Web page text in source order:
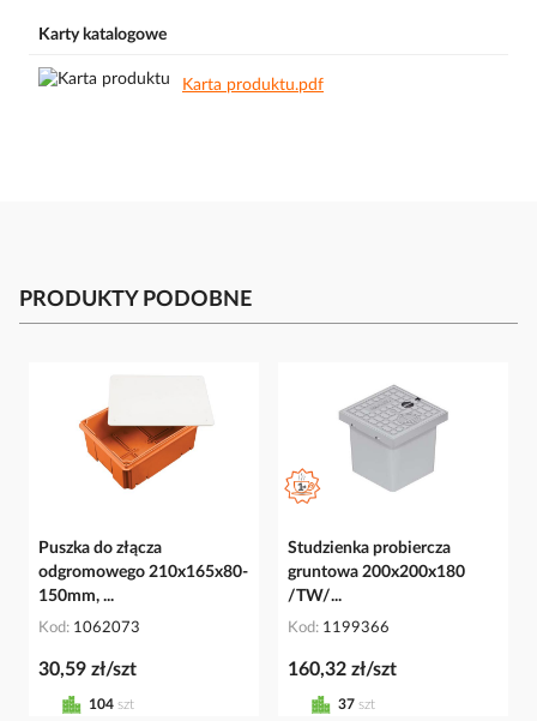
Karty katalogowe
Karta produktu.pdf
PRODUKTY PODOBNE
Puszka do złącza
odgromowego 210x165x80-
150mm, ...
Kod 1062073
30,59 zł/szt
104 szt
Studzienka probiercza
gruntowa 200x200x180
/TW/...
Kod 1199366
160,32 zł/szt
37 szt